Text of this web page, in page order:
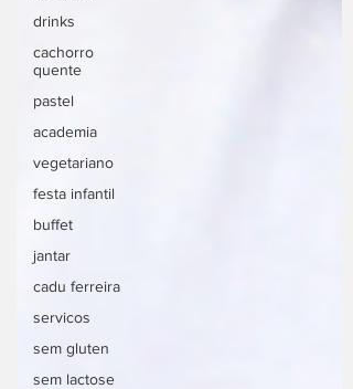
drinks
cachorro
quente
pastel
academia
vegetariano
festa infantil
buffet
jantar
cadu ferreira
servicos
sem gluten
sem lactose